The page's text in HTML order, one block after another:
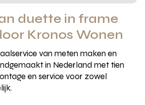
duette in frame
Kronos Wonen
van meten maken en
in Nederland met tien
en service voor zowel